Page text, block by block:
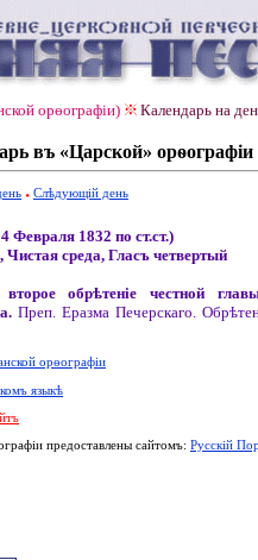
орѳографiи) Календарь на
въ «Царской» орѳографiи
Слѣдующiй день
Февраля 1832 по ст.ст.)
Чистая среда, Гласъ четвертый
обрѣтеніе честной
Преп. Еразма Печерскаго.
орѳографiи
языкѣ
предоставлены сайтомъ: Русскiй